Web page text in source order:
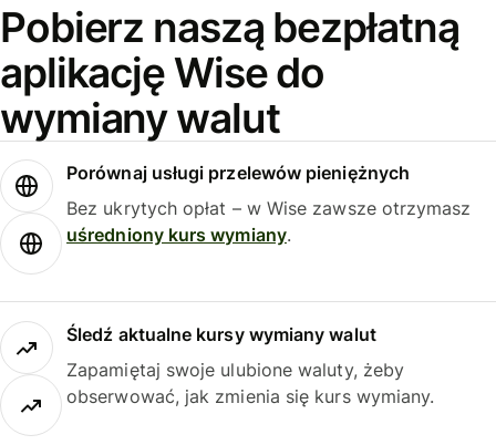
Pobierz naszą bezpłatną
aplikację Wise do
wymiany walut
Porównaj usługi przelewów pieniężnych
Bez ukrytych opłat – w Wise zawsze otrzymasz
uśredniony kurs wymiany.
Śledź aktualne kursy wymiany walut
Zapamiętaj swoje ulubione waluty, żeby
obserwować, jak zmienia się kurs wymiany.